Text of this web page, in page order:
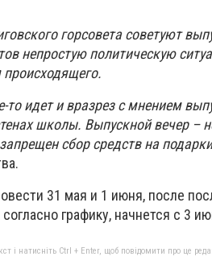
горсовета советуют
непростую политическую
идет и вразрез с мнением
школы. Выпускной вечер –
сбор средств на
31 мая и 1 июня, после
графику, начнется с 3
і натисніть Ctrl + Enter, щоб повідомити про це